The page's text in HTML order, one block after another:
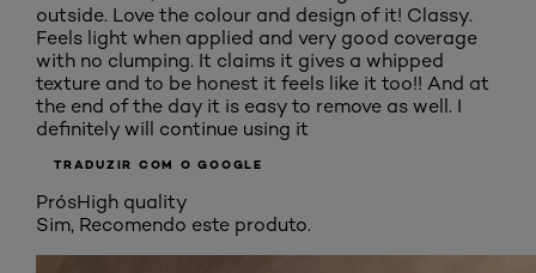
outside. Love the colour and design of it! Classy.
Feels light when applied and very good coverage
with no clumping. It claims it gives a whipped
texture and to be honest it feels like it too!! And at
the end of the day it is easy to remove as well. I
definitely will continue using it
TRADUZIR COM O GOOGLE
PrósHigh quality
Sim, Recomendo este produto.